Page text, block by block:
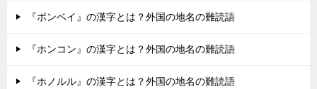
『ボンベイ』の漢字とは？外国の地名の難読語
『ホンコン』の漢字とは？外国の地名の難読語
『ホノルル』の漢字とは？外国の地名の難読語